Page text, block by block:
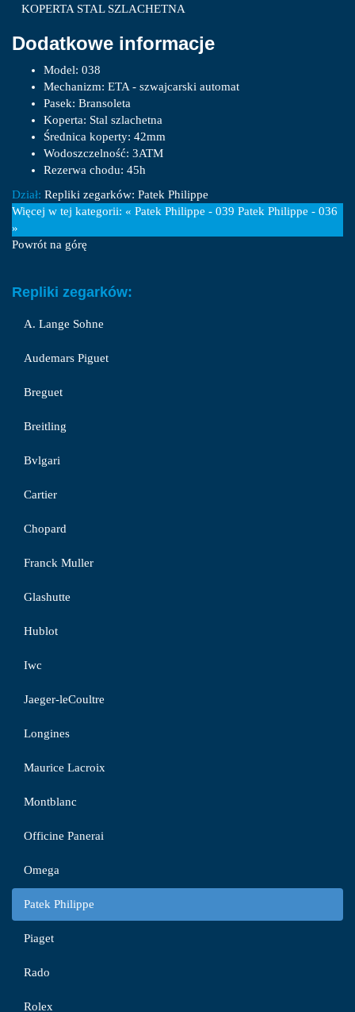
KOPERTA STAL SZLACHETNA
Dodatkowe informacje
Model: 038
Mechanizm: ETA - szwajcarski automat
Pasek: Bransoleta
Koperta: Stal szlachetna
Średnica koperty: 42mm
Wodoszczelność: 3ATM
Rezerwa chodu: 45h
Dział: Repliki zegarków: Patek Philippe
Więcej w tej kategorii: « Patek Philippe - 039 Patek Philippe - 036
»
Powrót na górę
Repliki zegarków:
A. Lange Sohne
Audemars Piguet
Breguet
Breitling
Bvlgari
Cartier
Chopard
Franck Muller
Glashutte
Hublot
Iwc
Jaeger-leCoultre
Longines
Maurice Lacroix
Montblanc
Officine Panerai
Omega
Patek Philippe
Piaget
Rado
Rolex